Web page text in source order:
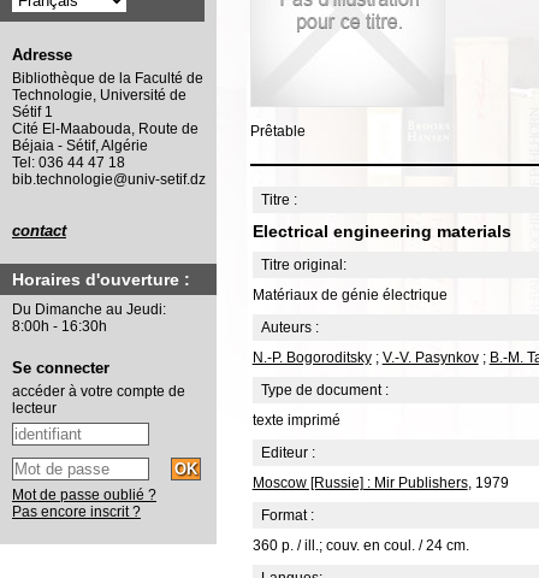
Prêtable
Titre :
Electrical engineering materials
Titre original:
Matériaux de génie électrique
Auteurs :
N.-P. Bogoroditsky; V.-V. Pasynkov; B.-M.
Type de document :
texte imprimé
Editeur :
Moscow [Russie] : Mir Publishers, 1979
Format :
360 p. / ill.; couv. en coul. / 24 cm.
Adresse
Bibliothèque de la Faculté de
Technologie, Université de
Sétif 1
Cité El-Maabouda, Route de
Béjaia - Sétif, Algérie
Tel: 036 44 47 18
bib.technologie@univ-setif.dz
contact
Horaires d'ouverture :
Du Dimanche au Jeudi:
8:00h - 16:30h
Se connecter
accéder à votre compte de
lecteur
Mot de passe oublié ?
Pas encore inscrit ?